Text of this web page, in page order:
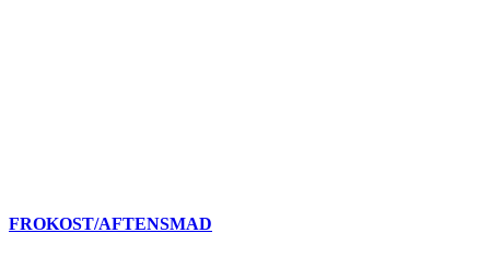
FROKOST/AFTENSMAD